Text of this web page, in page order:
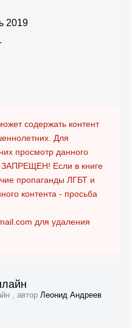
2019
содержать контент
Для
просмотр данного
Если в книге
пропаганды ЛГБТ и
контента - просьба
для удаления
, автор Леонид Андреев